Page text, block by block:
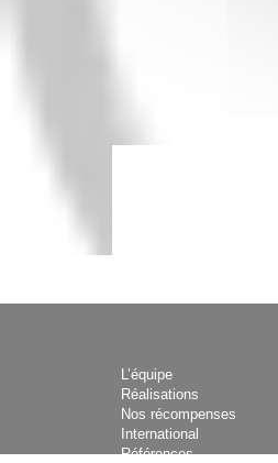
L’équipe
Réalisations
Nos récompenses
International
Références